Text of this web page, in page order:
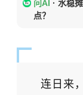
问AI · 水稳
点？
连日来